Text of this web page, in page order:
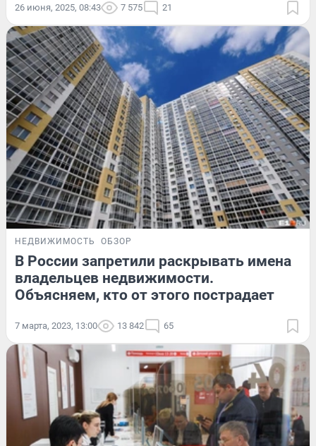
26 июня, 2025, 08:43 7 575 21
НЕДВИЖИМОСТЬ ОБЗОР
В России запретили раскрывать имена
владельцев недвижимости.
Объясняем, кто от этого пострадает
7 марта, 2023, 13:00 13 842 65